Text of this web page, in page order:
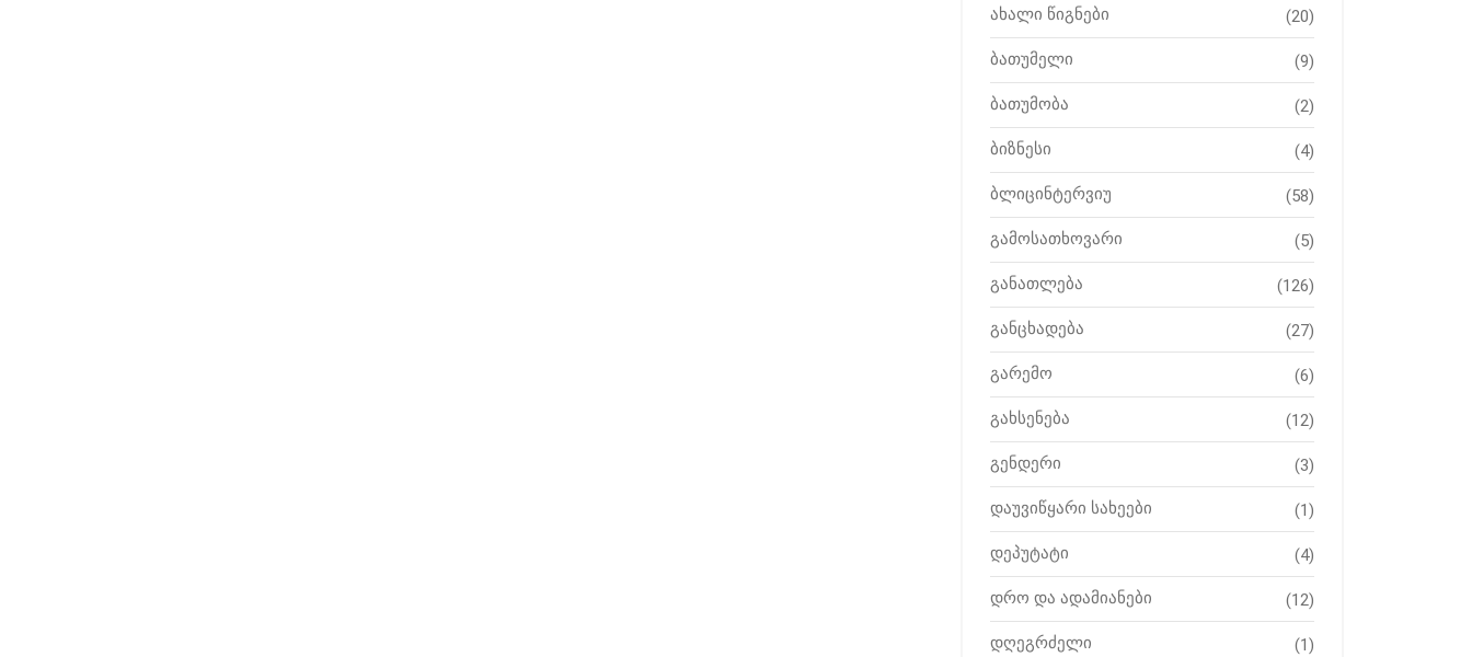
ახალი წიგნები (20)
ბათუმელი (9)
ბათუმობა (2)
ბიზნესი (4)
ბლიცინტერვიუ (58)
გამოსათხოვარი (5)
განათლება (126)
განცხადება (27)
გარემო (6)
გახსენება (12)
გენდერი (3)
დაუვიწყარი სახეები (1)
დეპუტატი (4)
დრო და ადამიანები (12)
დღეგრძელი (1)